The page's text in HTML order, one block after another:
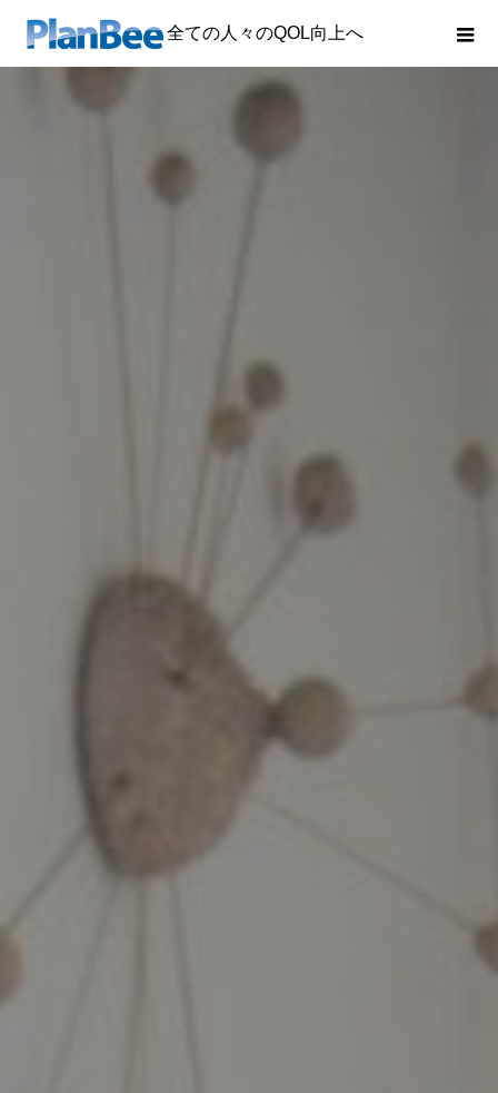
全ての人々のQOL向上へ